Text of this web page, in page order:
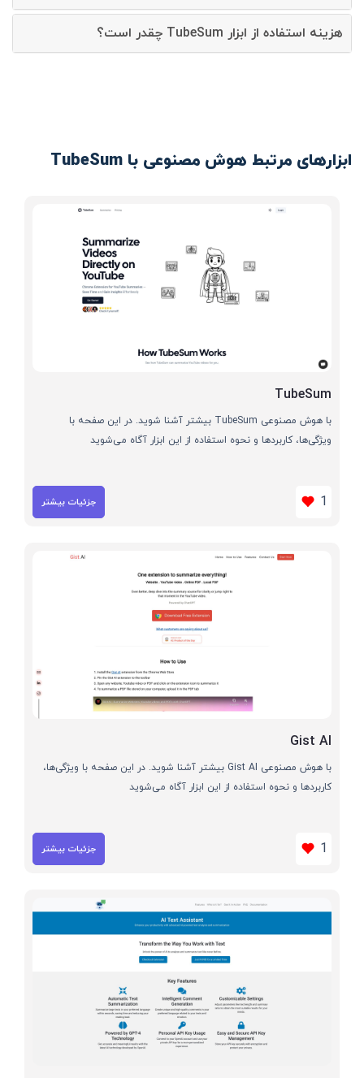
هزینه استفاده از ابزار TubeSum چقدر است؟
ابزارهای مرتبط هوش مصنوعی با TubeSum
TubeSum
با هوش مصنوعی TubeSum بیشتر آشنا شوید. در این صفحه با
ویژگی‌ها، کاربردها و نحوه استفاده از این ابزار آگاه می‌شوید
1 جزئیات بیشتر
Gist AI
با هوش مصنوعی Gist AI بیشتر آشنا شوید. در این صفحه با ویژگی‌ها،
کاربردها و نحوه استفاده از این ابزار آگاه می‌شوید
1 جزئیات بیشتر